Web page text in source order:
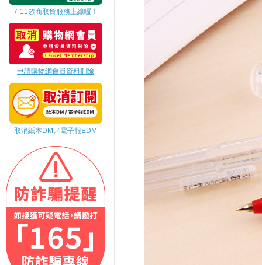
7-11超商取貨服務上線囉！
申請購物網會員資料刪除
取消紙本DM／電子報EDM